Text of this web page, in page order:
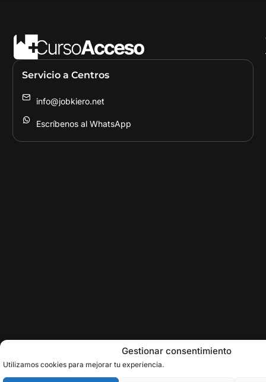
Gestionar consentimiento
Utilizamos cookies para mejorar tu experiencia.
Servicio a Centros
info@jobkiero.net
Escríbenos al WhatsApp